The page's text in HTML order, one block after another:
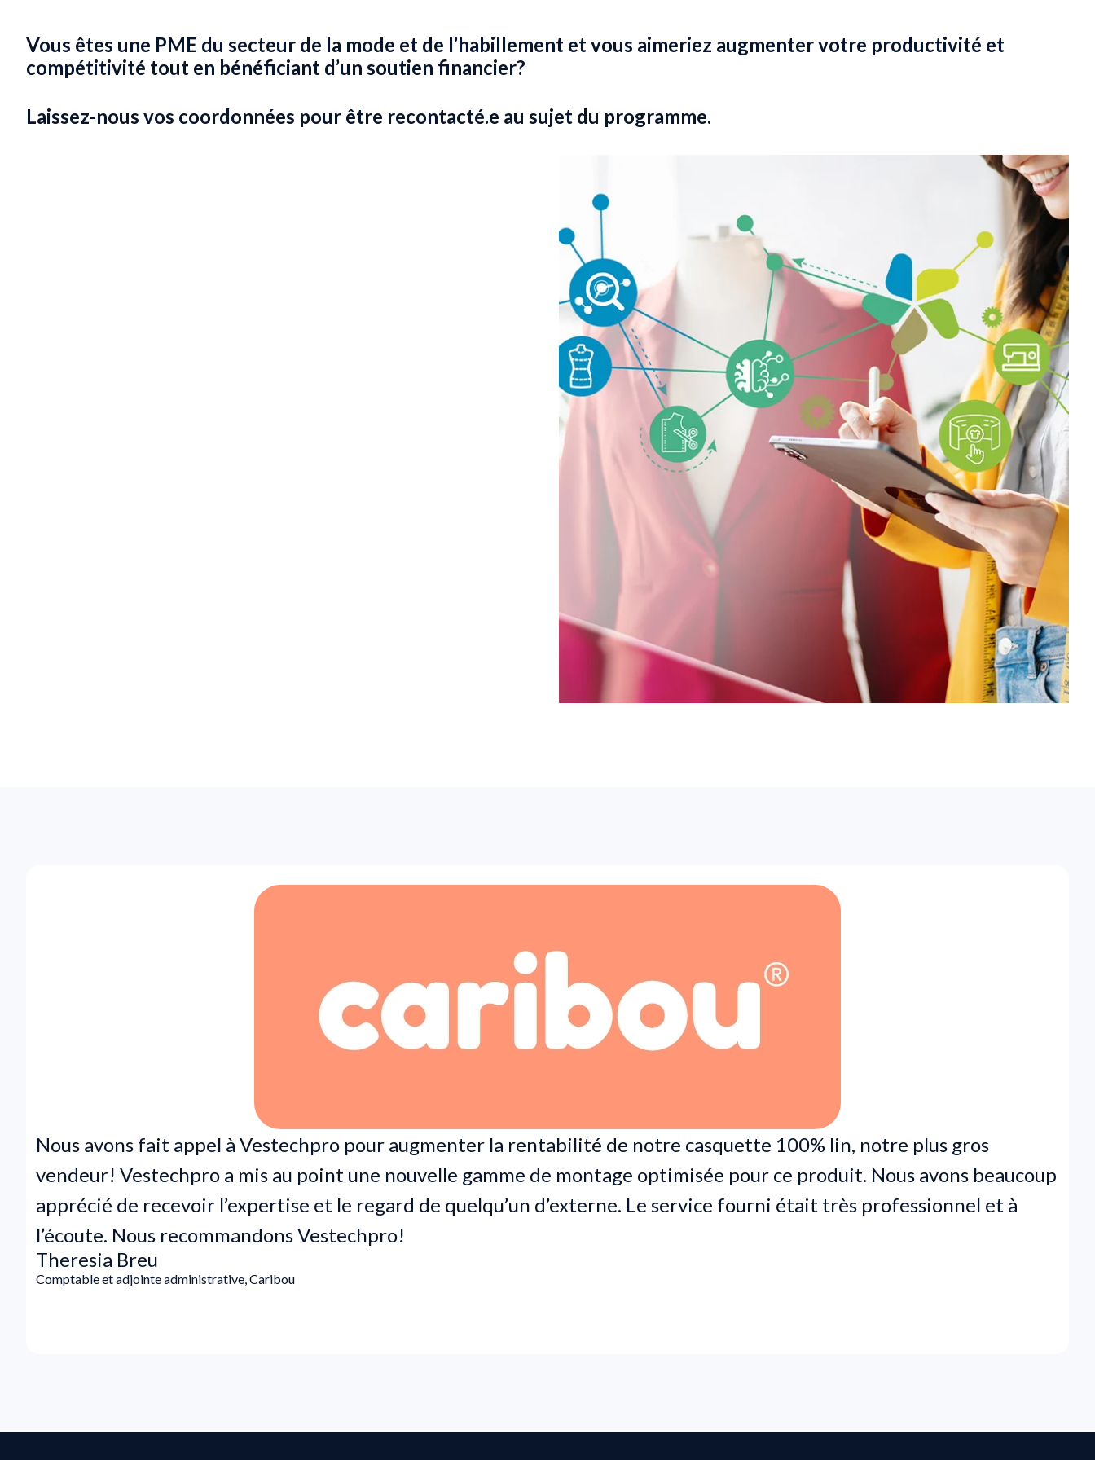
Vous êtes une PME du secteur de la mode et de l’habillement et vous aimeriez augmenter votre productivité et
compétitivité tout en bénéficiant d’un soutien financier?
Laissez-nous vos coordonnées pour être recontacté.e au sujet du programme.
Nous avons fait appel à Vestechpro pour augmenter la rentabilité de notre casquette 100% lin, notre plus gros
vendeur! Vestechpro a mis au point une nouvelle gamme de montage optimisée pour ce produit. Nous avons beaucoup
apprécié de recevoir l’expertise et le regard de quelqu’un d’externe. Le service fourni était très professionnel et à
l’écoute. Nous recommandons Vestechpro!
Theresia Breu
Comptable et adjointe administrative, Caribou